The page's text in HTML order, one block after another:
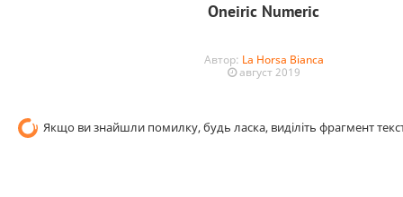
Oneiric Numeric
Автор: La Horsa Bianca
август 2019
Якщо ви знайшли помилку, будь ласка, виділіть фрагмент